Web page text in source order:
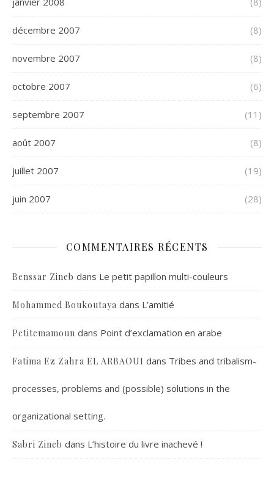
décembre 2007 (8)
novembre 2007 (8)
octobre 2007 (6)
septembre 2007 (11)
août 2007 (8)
juillet 2007 (19)
juin 2007 (28)
COMMENTAIRES RÉCENTS
Benssar Zineb dans Le petit papillon multi-couleurs
Mohammed Boukoutaya dans L’amitié
Petitemamoun dans Point d’exclamation en arabe
Fatima Ez Zahra EL ARBAOUI dans Tribes and tribalism-
processes, problems and (possible) solutions in the
organizational setting.
Sabri Zineb dans L’histoire du livre inachevé !